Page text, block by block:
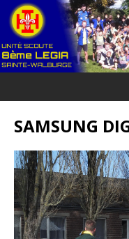
SAMSUNG